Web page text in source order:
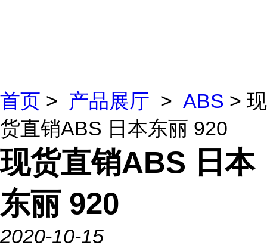
首页 > 产品展厅 > ABS > 现
货直销ABS 日本东丽 920
现货直销ABS 日本
东丽 920
2020-10-15